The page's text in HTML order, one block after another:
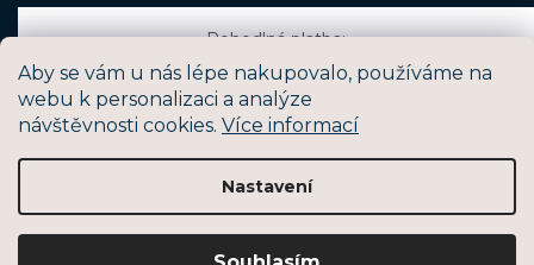
Aby se vám u nás lépe nakupovalo, používáme na
webu k personalizaci a analýze
návštěvnosti cookies. Více informací
Nastavení
Pohodlná platba:
Vytvořil Shoptet